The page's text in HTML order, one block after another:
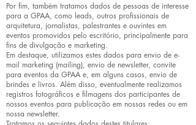
Por fim, também tratamos dados de pessoas de interesse
para a GPAA, como leads, outros profissionais de
arquitetura, jornalistas, palestrantes e ouvintes em
eventos promovidos pelo escritório, principalmente para
fins de divulgação e marketing.
Em destaque, utilizamos estes dados para envio de e-
mail marketing (mailing), envio de newsletter, convite
para eventos da GPAA e, em alguns casos, envio de
brindes e livros. Além disso, eventualmente realizamos
registros fotográficos e filmagens dos participantes de
nossos eventos para publicação em nossas redes ou em
nossa newsletter.